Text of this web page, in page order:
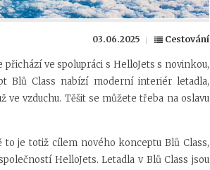
03.06.2025 Cestování
přichází ve spolupráci s HelloJets s novinkou,
Blů Class nabízí moderní interiér letadla,
ve vzduchu. Těšit se můžete třeba na oslavu
je totiž cílem nového konceptu Blů Class,
HelloJets. Letadla v Blů Class jsou